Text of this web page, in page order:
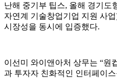
난해 중기부 팁스, 올해 경기도
자연계 기술창업기업 지원 사
시장성을 동시에 입증했다.
이선미 와이앤아처 상무는 “원
과 투자자 친화적인 인터페이